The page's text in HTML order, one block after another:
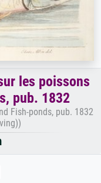
les poissons
pub. 1832
Fish-ponds, pub. 1832